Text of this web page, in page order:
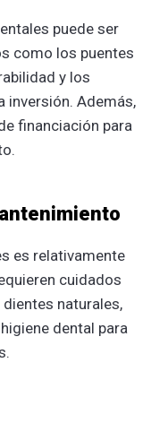
puede ser
como los puentes
y los
inversión. Además,
financiación para
es relativamente
cuidados
naturales,
dental para